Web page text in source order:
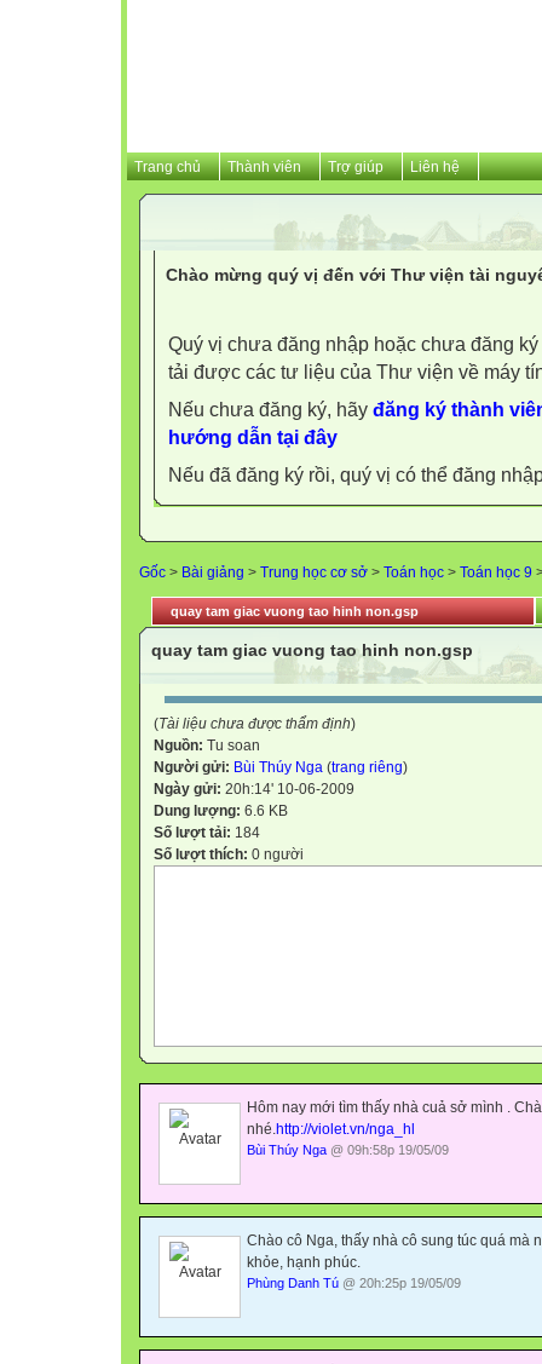
Trang chủ Thành viên Trợ giúp Liên hệ
Chào mừng quý vị đến với Thư viện tài
Quý vị chưa đăng nhập hoặc chưa đăng
tải được các tư liệu của Thư viện về máy
Nếu chưa đăng ký, hãy đăng ký thành
hướng dẫn tại đây
Nếu đã đăng ký rồi, quý vị có thể đăng
Gốc > Bài giảng > Trung học cơ sở > Toán học > Toán học 9
quay tam giac vuong tao hinh non.gsp
quay tam giac vuong tao hinh non.gsp
(Tài liệu chưa được thẩm định)
Nguồn: Tu soan
Người gửi: Bùi Thúy Nga (trang riêng)
Ngày gửi: 20h:14' 10-06-2009
Dung lượng: 6.6 KB
Số lượt tải: 184
Số lượt thích: 0 người
Hôm nay mới tìm thấy nhà cuả sở mình .
nhé.http://violet.vn/nga_hl
Bùi Thúy Nga @ 09h:58p 19/05/09
Chào cô Nga, thấy nhà cô sung túc quá mà
khỏe, hạnh phúc.
Phùng Danh Tú @ 20h:25p 19/05/09